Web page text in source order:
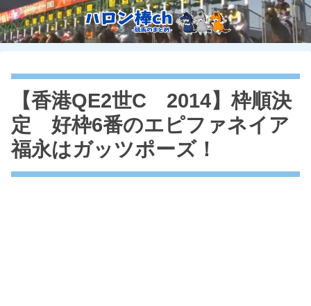
【香港QE2世C 2014】枠順決
定 好枠6番のエピファネイア
福永はガッツポーズ！